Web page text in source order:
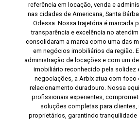
referência em locação, venda e
nas cidades de Americana, Santa
Odessa. Nossa trajetória é marcada
transparência e excelência no
consolidaram a marca como uma das
em negócios imobiliários da região.
administração de locações e com um
imobiliário reconhecido pela solidez
negociações, a Arbix atua com foco
relacionamento duradouro. Nossa
profissionais experientes,
soluções completas para clientes,
proprietários, garantindo tranquilidade